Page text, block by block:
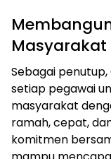
Masyarakat
​Sebagai
setiap pegawai
masyarakat
ramah, cepat,
komitmen